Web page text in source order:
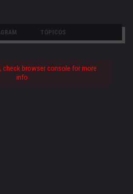
TÓPICOS
check browser console for more
info